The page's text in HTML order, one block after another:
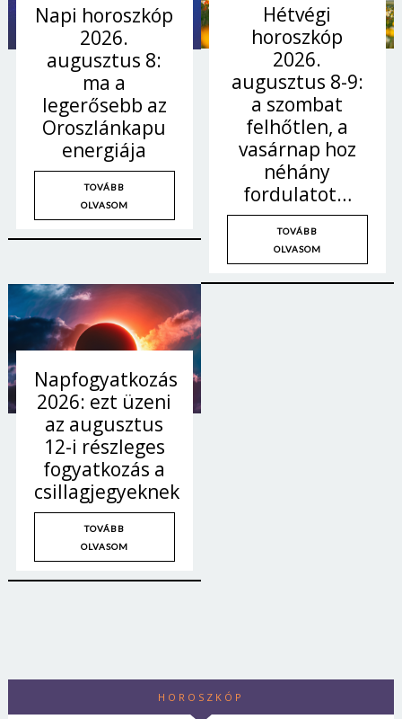
Napi horoszkóp
2026.
augusztus 8:
ma a
legerősebb az
Oroszlánkapu
energiája
TOVÁBB
OLVASOM
Hétvégi
horoszkóp
2026.
augusztus 8-9:
a szombat
felhőtlen, a
vasárnap hoz
néhány
fordulatot…
TOVÁBB
OLVASOM
Napfogyatkozás
2026: ezt üzeni
az augusztus
12-i részleges
fogyatkozás a
csillagjegyeknek
TOVÁBB
OLVASOM
HOROSZKÓP